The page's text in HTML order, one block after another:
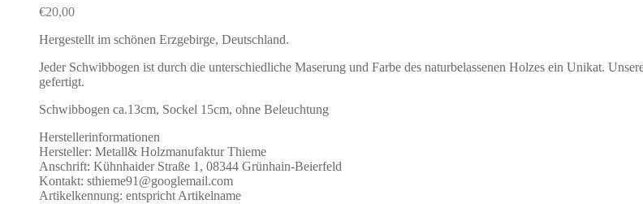
€20,00
Hergestellt im schönen Erzgebirge, Deutschland.
Jeder Schwibbogen ist durch die unterschiedliche Maserung und Farbe des naturbelassenen Holzes ein Unikat.
gefertigt.
Schwibbogen ca.13cm, Sockel 15cm, ohne Beleuchtung
Herstellerinformationen
Hersteller: Metall& Holzmanufaktur Thieme
Anschrift: Kühnhaider Straße 1, 08344 Grünhain-Beierfeld
Kontakt: sthieme91@googlemail.com
Artikelkennung: entspricht Artikelname